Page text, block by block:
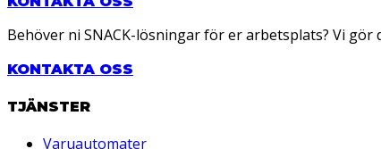
Behöver ni SNACK-lösningar för er arbetsplats? Vi
KONTAKTA OSS
TJÄNSTER
Varuautomater